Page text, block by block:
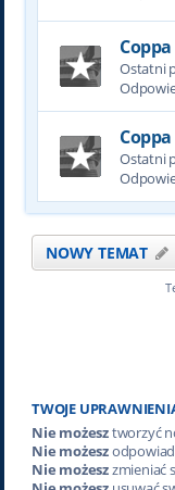
Ostatni
Ostatni
NOWY TEMAT
TWOJE
Nie możesztworzyć
Nie możesz
Nie możeszzmieniać